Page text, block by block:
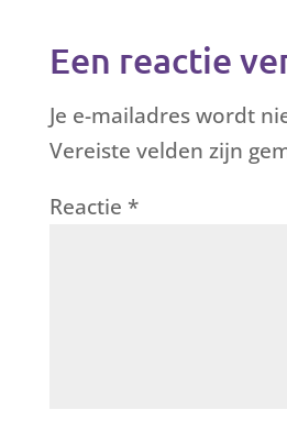
Een reactie
Je e-mailadres wordt
Vereiste velden zijn
Reactie *